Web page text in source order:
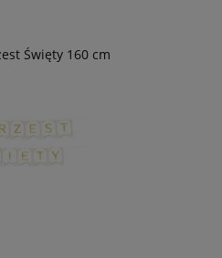
Święty 160 cm